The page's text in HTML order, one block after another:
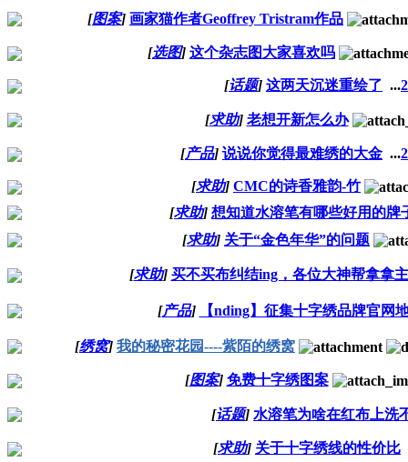
[图案] 画家猫作者Geoffrey Tristram作品
[选图] 这个杂志图大家喜欢吗
[话题] 这两天沉迷重绘了 ...2
[求助] 老想开新怎么办
[产品] 说说你觉得最难绣的大金 ...2
[求助] CMC的诗香雅韵-竹
[求助] 想知道水溶笔有哪些好用的牌
[求助] 关于“金色年华”的问题
[求助] 买不买布纠结ing，各位大神帮拿拿
[产品] 【nding】征集十字绣品牌官网
[绣窝] 我的秘密花园----紫陌的绣窝
[图案] 免费十字绣图案
[话题] 水溶笔为啥在红布上洗
[求助] 关于十字绣线的性价比